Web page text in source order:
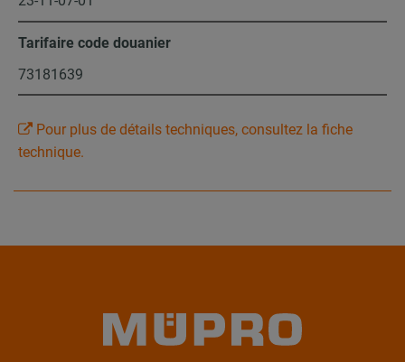
Tarifaire code douanier
73181639
Pour plus de détails techniques, consultez la fiche
technique.